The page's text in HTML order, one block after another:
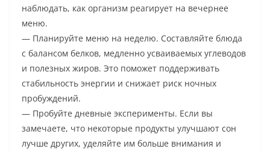
наблюдать, как организм реагирует на вечернее
меню.
— Планируйте меню на неделю. Составляйте блюда
с балансом белков, медленно усваиваемых углеводов
и полезных жиров. Это поможет поддерживать
стабильность энергии и снижает риск ночных
пробуждений.
— Пробуйте дневные эксперименты. Если вы
замечаете, что некоторые продукты улучшают сон
лучше других, уделяйте им больше внимания и